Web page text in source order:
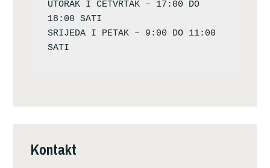
UTORAK I ČETVRTAK – 17:00 DO
18:00 SATI
SRIJEDA I PETAK – 9:00 DO 11:00
Kontakt